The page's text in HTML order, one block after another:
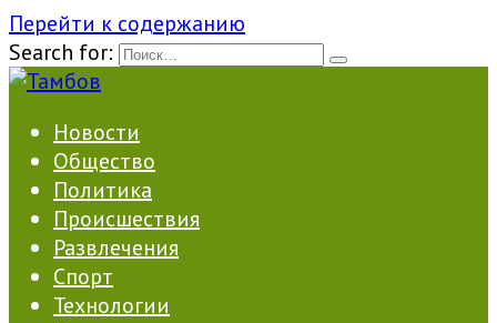
Перейти к содержанию
Search for:
Новости
Общество
Политика
Происшествия
Развлечения
Спорт
Технологии